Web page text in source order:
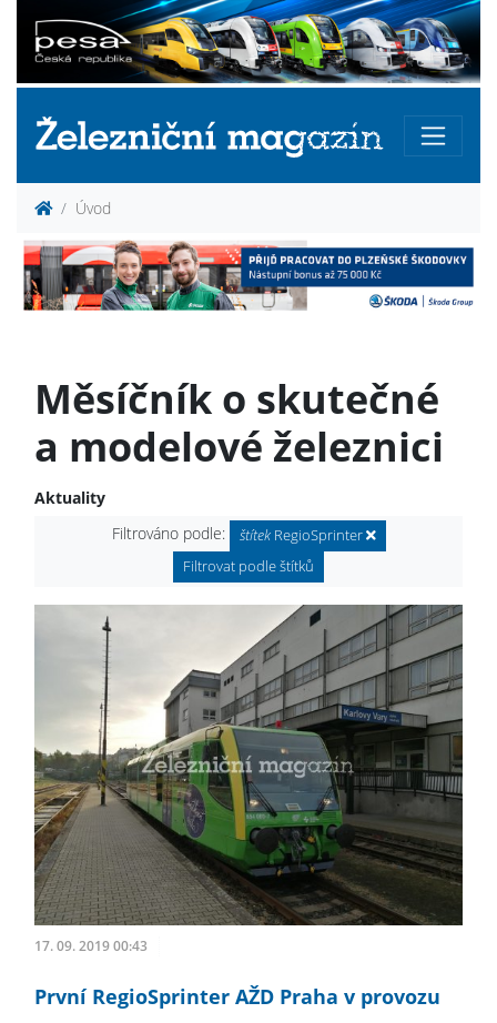
Úvod
Měsíčník o skutečné
a modelové železnici
Aktuality
Filtrováno podle:
štítekRegioSprinter
Filtrovat podle štítků
17. 09. 2019 00:43
První RegioSprinter AŽD Praha v provozu